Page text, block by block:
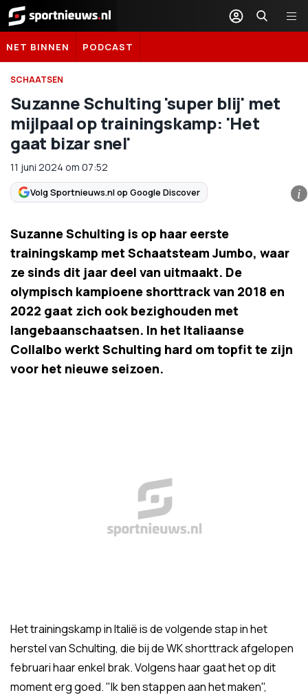
Sportnieuws.nl
NET BINNEN PODCAST
SCHAATSEN
Suzanne Schulting 'super blij' met
mijlpaal op trainingskamp: 'Het
gaat bizar snel'
11 juni 2024 om 07:52
Volg Sportnieuws.nl op Google Discover i
Suzanne Schulting is op haar eerste
trainingskamp met Schaatsteam Jumbo, waar
ze sinds dit jaar deel van uitmaakt. De
olympisch kampioene shorttrack van 2018 en
2022 gaat zich ook bezighouden met
langebaanschaatsen. In het Italiaanse
Collalbo werkt Schulting hard om topfit te zijn
voor het nieuwe seizoen.
Het trainingskamp in Italië is de volgende stap in het
herstel van Schulting, die bij de WK shorttrack afgelopen
februari haar enkel brak. Volgens haar gaat het op dit
moment erg goed. "Ik ben stappen aan het maken",